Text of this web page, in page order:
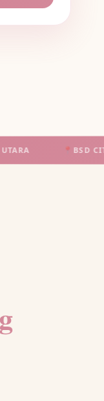
📍BSD CITY 📍